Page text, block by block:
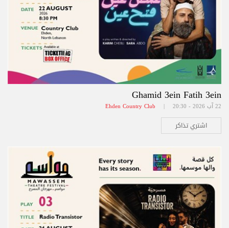
Ghamid 3ein Fatih 3ein
22 آب 2026 - 20:30 | Ehden Country Club
اشتري تذاكر